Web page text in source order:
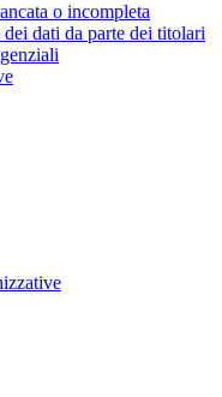
o incompleta
dati da parte dei titolari